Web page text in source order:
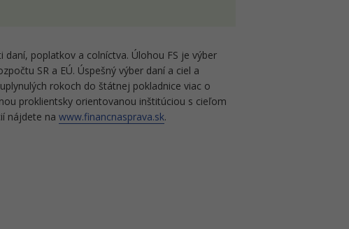
poplatkov a colníctva. Úlohou FS je výber
SR a EÚ. Úspešný výber daní a ciel a
rokoch do štátnej pokladnice viac o
proklientsky orientovanou inštitúciou s cieľom
nájdete na www.financnasprava.sk.